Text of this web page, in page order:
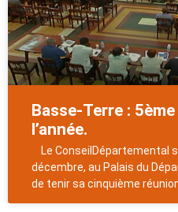
Basse-Terre :
l’année.
Le ConseilDépartemental
décembre, au Palais du
de tenir sa cinquième